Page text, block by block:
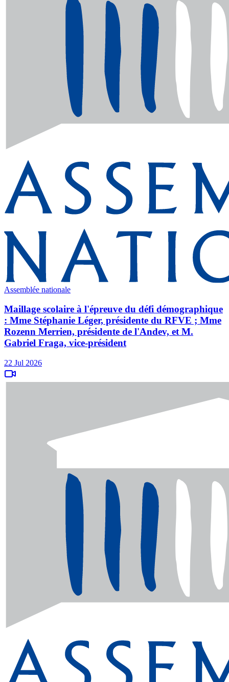
Assemblée nationale
Maillage scolaire à l'épreuve du défi démographique
: Mme Stéphanie Léger, présidente du RFVE ; Mme
Rozenn Merrien, présidente de l'Andev, et M.
Gabriel Fraga, vice-président
22 Jul 2026